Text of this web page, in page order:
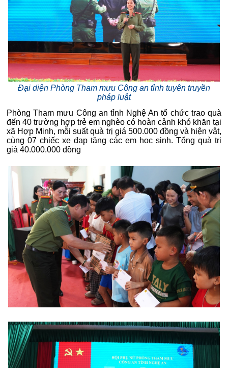
Đại diện Phòng Tham mưu Công an tỉnh tuyên truyền
pháp luật
Phòng Tham mưu Công an tỉnh Nghệ An tổ chức trao quà
đến 40 trường hợp trẻ em nghèo có hoàn cảnh khó khăn tại
xã Hợp Minh, mỗi suất quà trị giá 500.000 đồng và hiện vật,
cùng 07 chiếc xe đạp tặng các em học sinh. Tổng quà trị
giá 40.000.000 đồng